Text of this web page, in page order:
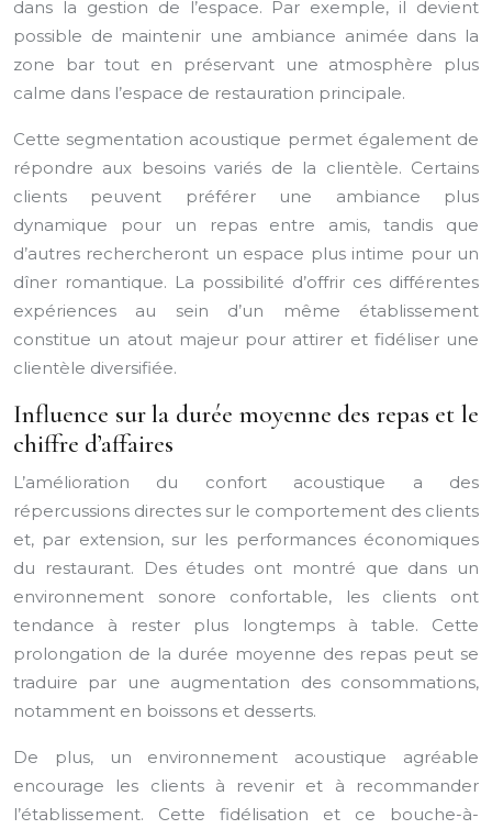
dans la gestion de l’espace. Par exemple, il devient
possible de maintenir une ambiance animée dans la
zone bar tout en préservant une atmosphère plus
calme dans l’espace de restauration principale.
Cette segmentation acoustique permet également de
répondre aux besoins variés de la clientèle. Certains
clients peuvent préférer une ambiance plus
dynamique pour un repas entre amis, tandis que
d’autres rechercheront un espace plus intime pour un
dîner romantique. La possibilité d’offrir ces différentes
expériences au sein d’un même établissement
constitue un atout majeur pour attirer et fidéliser une
clientèle diversifiée.
Influence sur la durée moyenne des repas et le
chiffre d’affaires
L’amélioration du confort acoustique a des
répercussions directes sur le comportement des clients
et, par extension, sur les performances économiques
du restaurant. Des études ont montré que dans un
environnement sonore confortable, les clients ont
tendance à rester plus longtemps à table. Cette
prolongation de la durée moyenne des repas peut se
traduire par une augmentation des consommations,
notamment en boissons et desserts.
De plus, un environnement acoustique agréable
encourage les clients à revenir et à recommander
l’établissement. Cette fidélisation et ce bouche-à-